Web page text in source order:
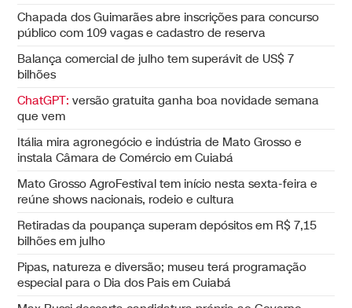
Chapada dos Guimarães abre inscrições para concurso
público com 109 vagas e cadastro de reserva
Balança comercial de julho tem superávit de US$ 7
bilhões
ChatGPT: versão gratuita ganha boa novidade semana
que vem
Itália mira agronegócio e indústria de Mato Grosso e
instala Câmara de Comércio em Cuiabá
Mato Grosso AgroFestival tem início nesta sexta-feira e
reúne shows nacionais, rodeio e cultura
Retiradas da poupança superam depósitos em R$ 7,15
bilhões em julho
Pipas, natureza e diversão; museu terá programação
especial para o Dia dos Pais em Cuiabá